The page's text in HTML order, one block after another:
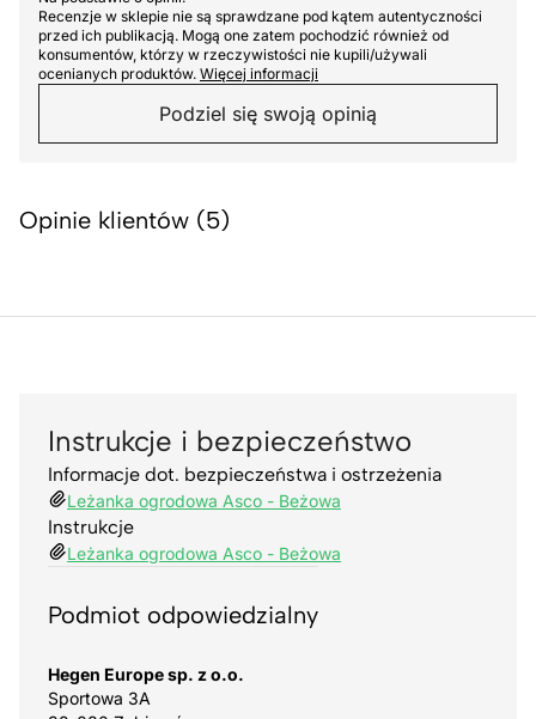
Recenzje w sklepie nie są sprawdzane pod kątem autentyczności
przed ich publikacją. Mogą one zatem pochodzić również od
konsumentów, którzy w rzeczywistości nie kupili/używali
ocenianych produktów. Więcej informacji
Podziel się swoją opinią
Opinie klientów (5)
Instrukcje i bezpieczeństwo
Informacje dot. bezpieczeństwa i ostrzeżenia
Leżanka ogrodowa Asco - Beżowa
Instrukcje
Leżanka ogrodowa Asco - Beżowa
Podmiot odpowiedzialny
Hegen Europe sp. z o.o.
Sportowa 3A